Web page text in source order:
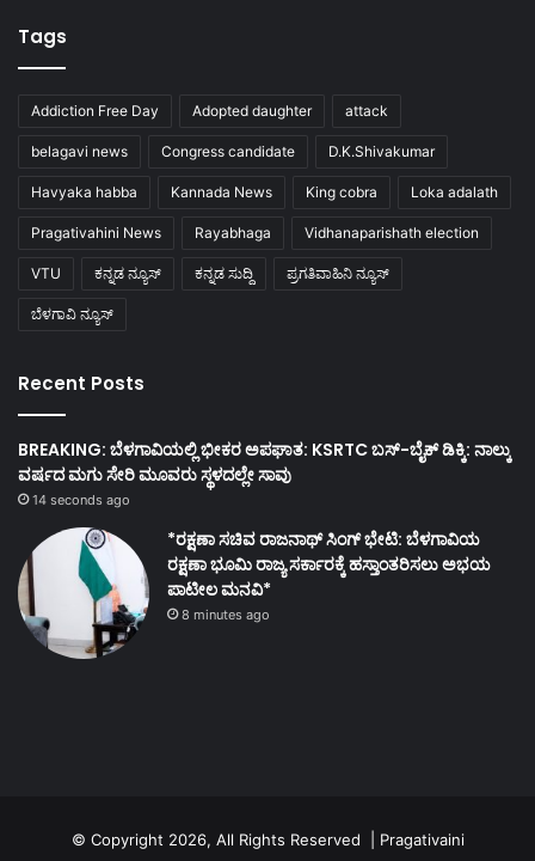
Tags
Addiction Free Day Adopted daughter attack
belagavi news Congress candidate D.K.Shivakumar
Havyaka habba Kannada News King cobra Loka adalath
Pragativahini News Rayabhaga Vidhanaparishath election
VTU ಕನ್ನಡ ನ್ಯೂಸ್ ಕನ್ನಡ ಸುದ್ದಿ ಪ್ರಗತಿವಾಹಿನಿ ನ್ಯೂಸ್
ಬೆಳಗಾವಿ ನ್ಯೂಸ್
Recent Posts
BREAKING: ಬೆಳಗಾವಿಯಲ್ಲಿ ಭೀಕರ ಅಪಘಾತ: KSRTC ಬಸ್-ಬೈಕ್ ಡಿಕ್ಕಿ: ನಾಲ್ಕು
ವರ್ಷದ ಮಗು ಸೇರಿ ಮೂವರು ಸ್ಥಳದಲ್ಲೇ ಸಾವು
14 seconds ago
*ರಕ್ಷಣಾ ಸಚಿವ ರಾಜನಾಥ್ ಸಿಂಗ್ ಭೇಟಿ: ಬೆಳಗಾವಿಯ
ರಕ್ಷಣಾ ಭೂಮಿ ರಾಜ್ಯ ಸರ್ಕಾರಕ್ಕೆ ಹಸ್ತಾಂತರಿಸಲು ಅಭಯ
ಪಾಟೀಲ ಮನವಿ*
8 minutes ago
© Copyright 2026, All Rights Reserved | Pragativaini